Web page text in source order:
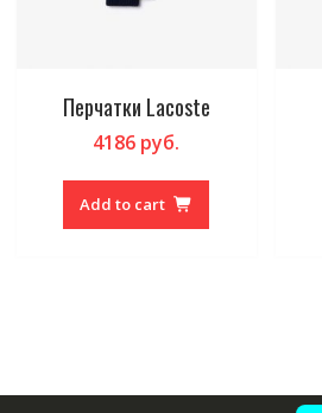
Перчатки Lacoste
4186 руб.
Add to cart